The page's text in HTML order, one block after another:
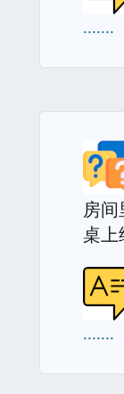
.......
房间
桌上
.......